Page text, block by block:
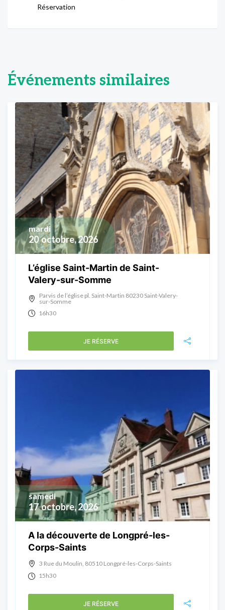
Réservation
Événements similaires
20 octobre, 2026
mardi
L’église Saint-Martin de Saint-
Valery-sur-Somme
Parvis de l’église pl. Saint-Martin 80230 Saint-Valery-
sur-Somme
16h30
JE RÉSERVE
17 octobre, 2026
samedi
A la découverte de Longpré-les-
Corps-Saints
3 Rue du Moulin, 80510 Longpré-les-Corps-Saints
15h30
JE RÉSERVE